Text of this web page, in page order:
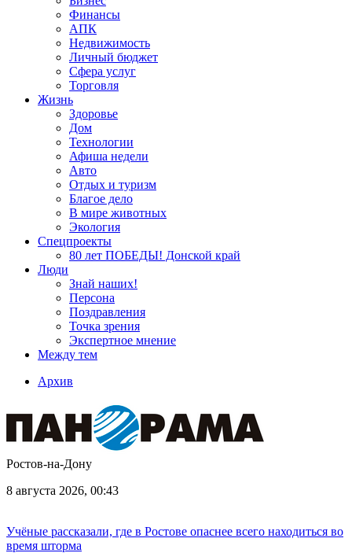
Финансы
АПК
Недвижимость
Личный бюджет
Сфера услуг
Торговля
Жизнь
Здоровье
Дом
Технологии
Афиша недели
Авто
Отдых и туризм
Благое дело
В мире животных
Экология
Спецпроекты
80 лет ПОБЕДЫ! Донской край
Люди
Знай наших!
Персона
Поздравления
Точка зрения
Экспертное мнение
Между тем
Архив
Ростов-на-Дону
8 августа 2026, 00:43
Учёные рассказали, где в Ростове опаснее всего находиться во
время шторма